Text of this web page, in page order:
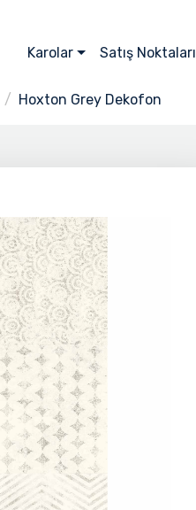
Karolar Satış Noktaları
Hoxton Grey Dekofon